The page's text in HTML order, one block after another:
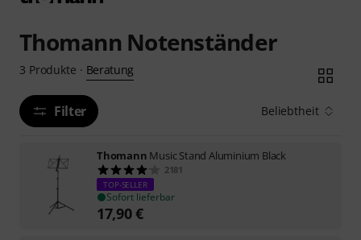
Thomann Notenständer
3 Produkte · Beratung
Filter Beliebtheit
Thomann Music Stand Aluminium Black
2181
TOP-SELLER
Sofort lieferbar
17,90€